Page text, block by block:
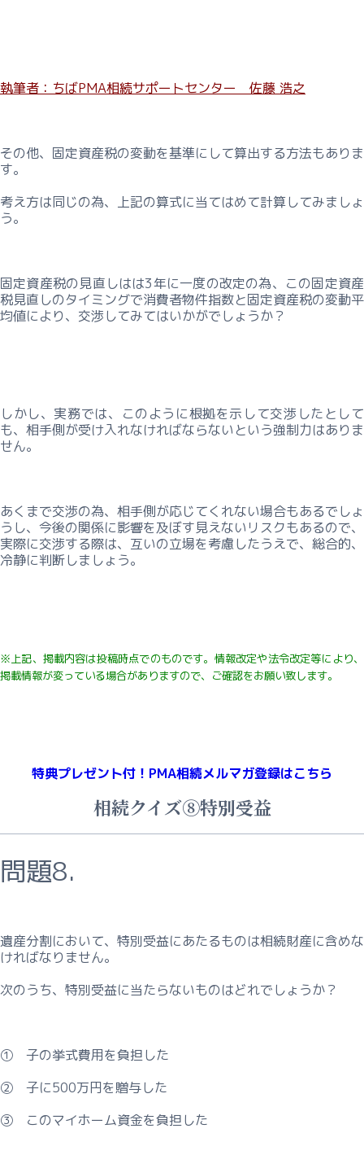
執筆者：ちばPMA相続サポートセンター 佐藤 浩之
その他、固定資産税の変動を基準にして算出する方法もありま
す。
考え方は同じの為、上記の算式に当てはめて計算してみましょ
う。
固定資産税の見直しはは3年に一度の改定の為、この固定資産
税見直しのタイミングで消費者物件指数と固定資産税の変動平
均値により、交渉してみてはいかがでしょうか？
しかし、実務では、このように根拠を示して交渉したとして
も、相手側が受け入れなければならないという強制力はありま
せん。
あくまで交渉の為、相手側が応じてくれない場合もあるでしょ
うし、今後の関係に影響を及ぼす見えないリスクもあるので、
実際に交渉する際は、互いの立場を考慮したうえで、総合的、
冷静に判断しましょう。
※上記、掲載内容は投稿時点でのものです。 情報改定や法令改定等により、
掲載情報が変っている場合がありますので、ご確認をお願い致します。
特典プレゼント付！ PMA相続メルマガ登録はこちら
相続クイズ⑧特別受益
問題8.
遺産分割において、特別受益にあたるものは相続財産に含めな
ければなりません。
次のうち、特別受益に当たらないものはどれでしょうか？
① 子の挙式費用を負担した
② 子に500万円を贈与した
③ このマイホーム資金を負担した